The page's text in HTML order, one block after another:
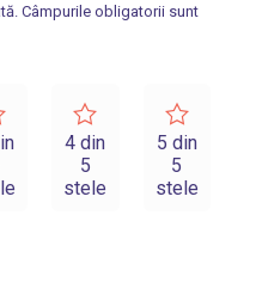
Câmpurile obligatorii sunt
4 din
5
stele
5 din
5
stele